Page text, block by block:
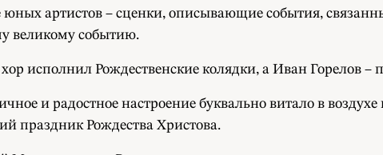
юных артистов – сценки, описывающие события,
великому событию.
исполнил Рождественские колядки, а Иван Горелов –
и радостное настроение буквально витало в
праздник Рождества Христова.